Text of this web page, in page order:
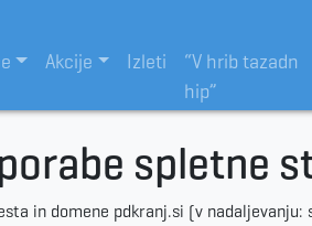
Akcije Izleti
“V hrib tazadn
hip”
spletne
in domene pdkranj.si (v